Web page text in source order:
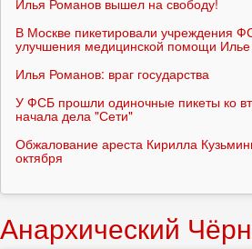
Илья Романов вышел на свободу!
В Москве пикетировали учреждения
улучшения медицинской помощи
Илья Романов: враг государства
У ФСБ прошли одиночные пикеты ко
начала дела "Сети"
Обжалование ареста Кирилла
октября
Анархический